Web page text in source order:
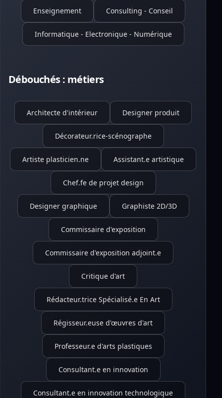
Enseignement Consulting - Conseil
Informatique - Electronique - Numérique
Débouchés : métiers
Architecte d'intérieur Designer produit
Décorateur.rice-scénographe
Artiste plasticien.ne Assistant.e artistique
Chef.fe de projet design
Designer graphique Graphiste 2D/3D
Commissaire d'exposition
Commissaire d'exposition adjoint.e
Critique d'art
Rédacteur.trice Spécialisé.e En Art
Régisseur.euse d'œuvres d'art
Professeur.e d'arts plastiques
Consultant.e en innovation
Consultant.e en innovation technologique